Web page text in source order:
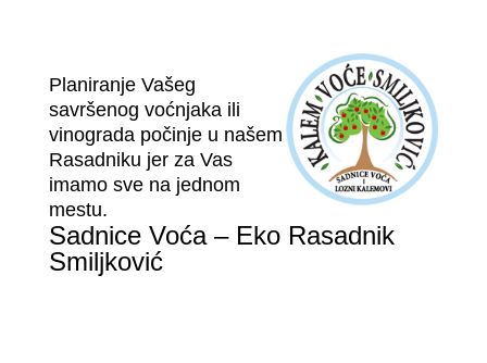
Planiranje Vašeg
savršenog voćnjaka ili
vinograda počinje u našem
Rasadniku jer za Vas
imamo sve na jednom
mestu.
Sadnice Voća – Eko Rasadnik
Smiljković